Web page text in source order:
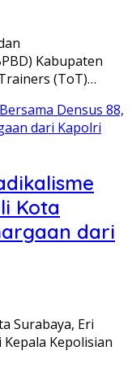
Kabupaten
(ToT)…
Kota
dari
Surabaya, Eri
Kepolisian